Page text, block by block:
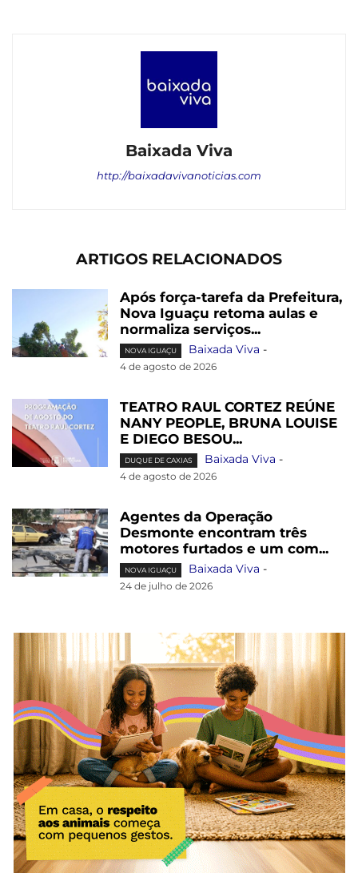
Baixada Viva
http://baixadavivanoticias.com
ARTIGOS RELACIONADOS
Após força-tarefa da Prefeitura,
Nova Iguaçu retoma aulas e
normaliza serviços...
NOVA IGUAÇU Baixada Viva -
4 de agosto de 2026
TEATRO RAUL CORTEZ REÚNE
NANY PEOPLE, BRUNA LOUISE
E DIEGO BESOU...
DUQUE DE CAXIAS Baixada Viva -
4 de agosto de 2026
Agentes da Operação
Desmonte encontram três
motores furtados e um com...
NOVA IGUAÇU Baixada Viva -
24 de julho de 2026